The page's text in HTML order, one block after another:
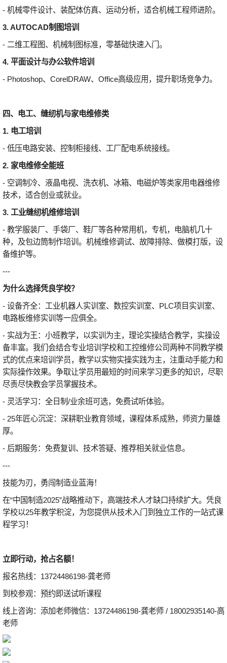
- 机械零件设计、装配体仿真、运动分析，适合机械工程师进阶。
3. AUTOCAD制图培训
- 二维工程图、机械制图标准，零基础快速入门。
4. 平面设计与办公软件培训
- Photoshop、CorelDRAW、Office高级应用，提升职场竞争力。
四、电工、缝纫机与家电维修类
1. 电工培训
- 低压电路安装、控制柜接线、工厂配电系统接线。
2. 家电维修全能班
- 空调制冷、液晶电视、洗衣机、冰箱、电磁炉等类家用电器维修
技术，适合创业或就业。
3. 工业缝纫机维修培训
- 教学服装厂、手袋厂、鞋厂等各种常用机，专机，电脑机几十
种，及包边筒制作培训。机械维修调试、故障排除、做模打版，设
备维护等。
---
为什么选择凭良学校？
- 设备齐全：工业机器人实训室、数控实训室、PLC项目实训室、
电路板维修实训等一应俱全。
- 实战为王：小班教学，以实训为主，理论实操结合教学，实操设
备丰富。我们会结合专业培训学校和工控维修公司两种不同教学模
式的优点来培训学员，教学以实物实操实践为主，注重动手能力和
实际操作效果。争取让学员用最短的时间来学习更多的知识，尽职
尽责尽快教会学员掌握技术。
- 灵活学习：全日制/业余班可选，免费试听体验。
- 25年匠心沉淀：深耕职业教育领域，课程体系成熟，师资力量雄
厚。
- 后期服务：免费复训、技术答疑、推荐相关就业信息。
---
技能为刃，勇闯制造业蓝海！
在“中国制造2025”战略推动下，高端技术人才缺口持续扩大。凭良
学校以25年教学积淀，为您提供从技术入门到独立工作的一站式课
程学习！
立即行动，抢占名额！
报名热线：13724486198-龚老师
到校参观：预约即送试听课程
线上咨询：添加老师微信：13724486198-龚老师 / 18002935140-高
老师